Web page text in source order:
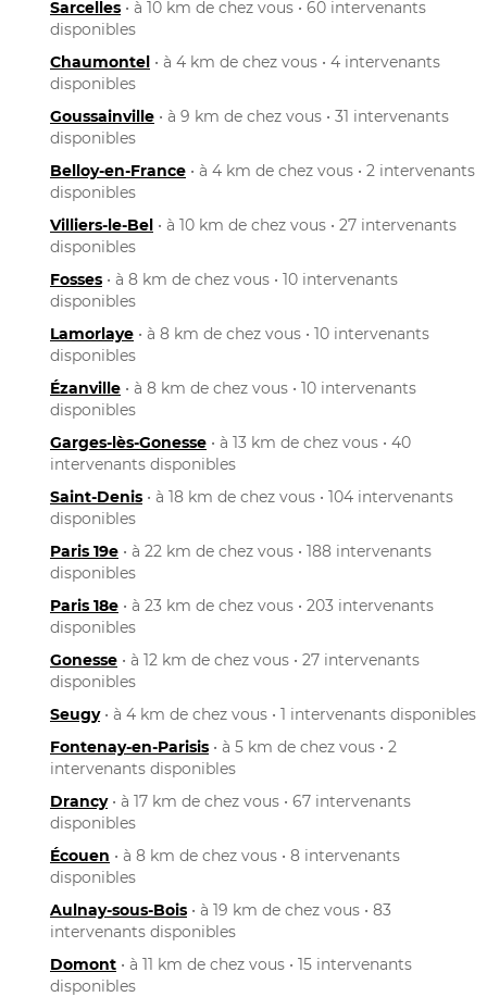
Sarcelles • à 10 km de chez vous • 60 intervenants
disponibles
Chaumontel • à 4 km de chez vous • 4 intervenants
disponibles
Goussainville • à 9 km de chez vous • 31 intervenants
disponibles
Belloy-en-France • à 4 km de chez vous • 2 intervenants
disponibles
Villiers-le-Bel • à 10 km de chez vous • 27 intervenants
disponibles
Fosses • à 8 km de chez vous • 10 intervenants
disponibles
Lamorlaye • à 8 km de chez vous • 10 intervenants
disponibles
Ézanville • à 8 km de chez vous • 10 intervenants
disponibles
Garges-lès-Gonesse • à 13 km de chez vous • 40
intervenants disponibles
Saint-Denis • à 18 km de chez vous • 104 intervenants
disponibles
Paris 19e • à 22 km de chez vous • 188 intervenants
disponibles
Paris 18e • à 23 km de chez vous • 203 intervenants
disponibles
Gonesse • à 12 km de chez vous • 27 intervenants
disponibles
Seugy• à 4 km de chez vous • 1 intervenants disponibles
Fontenay-en-Parisis • à 5 km de chez vous • 2
intervenants disponibles
Drancy• à 17 km de chez vous • 67 intervenants
disponibles
Écouen • à 8 km de chez vous • 8 intervenants
disponibles
Aulnay-sous-Bois • à 19 km de chez vous • 83
intervenants disponibles
Domont • à 11 km de chez vous • 15 intervenants
disponibles